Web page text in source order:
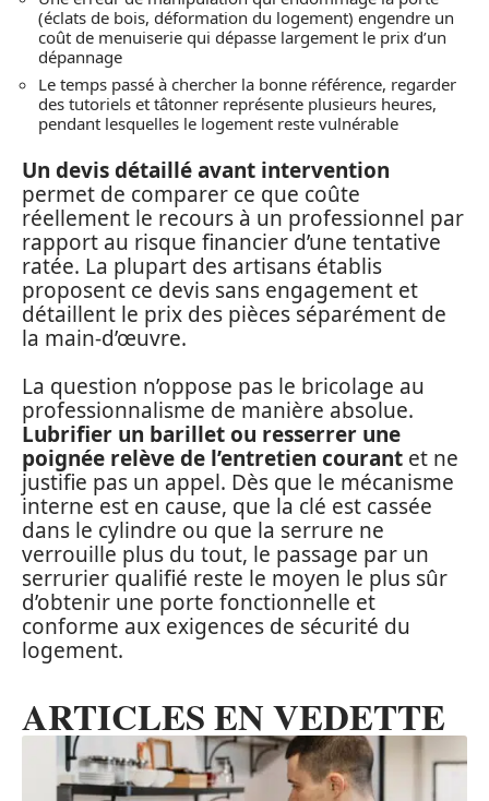
(éclats de bois, déformation du logement) engendre un
coût de menuiserie qui dépasse largement le prix d’un
dépannage
Le temps passé à chercher la bonne référence, regarder
des tutoriels et tâtonner représente plusieurs heures,
pendant lesquelles le logement reste vulnérable
Un devis détaillé avant intervention
permet de comparer ce que coûte
réellement le recours à un professionnel par
rapport au risque financier d’une tentative
ratée. La plupart des artisans établis
proposent ce devis sans engagement et
détaillent le prix des pièces séparément de
la main-d’œuvre.
La question n’oppose pas le bricolage au
professionnalisme de manière absolue.
Lubrifier un barillet ou resserrer une
poignée relève de l’entretien courant et ne
justifie pas un appel. Dès que le mécanisme
interne est en cause, que la clé est cassée
dans le cylindre ou que la serrure ne
verrouille plus du tout, le passage par un
serrurier qualifié reste le moyen le plus sûr
d’obtenir une porte fonctionnelle et
conforme aux exigences de sécurité du
logement.
ARTICLES EN VEDETTE